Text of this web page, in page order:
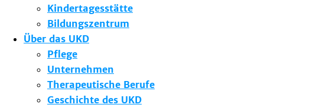
Kindertagesstätte
Bildungszentrum
Über das UKD
Pflege
Unternehmen
Therapeutische Berufe
Geschichte des UKD